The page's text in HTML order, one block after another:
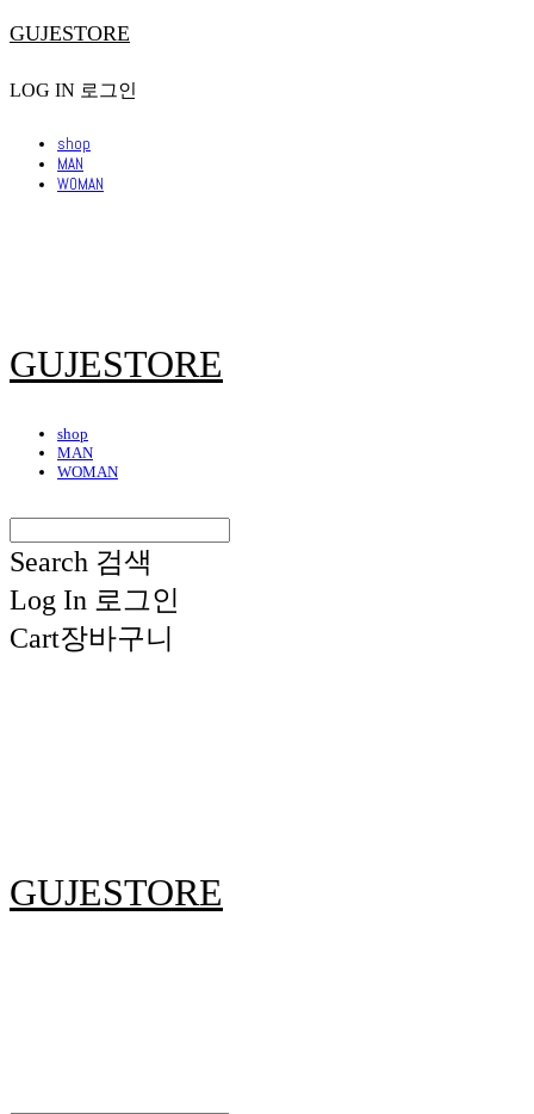
GUJESTORE
LOG IN 로그인
shop
MAN
WOMAN
GUJESTORE
shop
MAN
WOMAN
Search 검색
Log In 로그인
Cart장바구니
GUJESTORE